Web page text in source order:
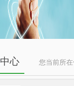
中心 您当前所